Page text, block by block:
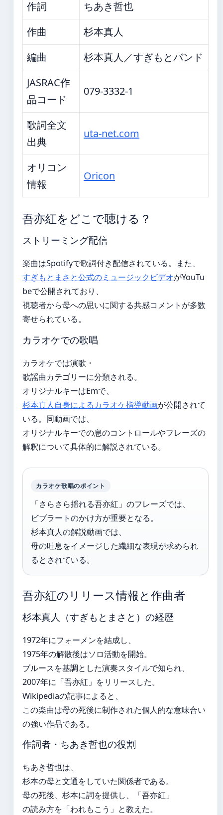
作詞
ちあき哲也
作曲
杉本真人
編曲
杉本真人／すぎもとバンド
JASRAC作
品コード
079-3332-1
歌詞全文
出典
uta-net.com
オリコン
情報
Oricon
吾亦紅をどこで聴ける？
ストリーミング配信
楽曲はSpotifyで歌詞付き配信されている。また、
すぎもとまさと公式のミュージックビデオがYouTu
beで公開されており、
視聴者から母への思いに関する共感コメントが多数
寄せられている。
カラオケでの歌唱
カラオケでは演歌・
歌謡曲カテゴリーに分類される。
オリジナルキーはEmで、
杉本真人自身によるカラオケ指導動画が公開されて
いる。同動画では、
オリジナルキーでの息のコントロールやフレーズの
解釈について具体的に解説されている。
カラオケ歌唱のポイント
「さらさら揺れる吾亦紅」のフレーズでは、
ビブラートのかけ方が重要となる。
杉本真人の解説動画では、
母の吐息をイメージした繊細な表現が求められ
るとされている。
吾亦紅のリリース情報と作曲者
杉本真人（すぎもとまさと）の経歴
1972年にフォーメンを結成し、
1975年の解散後はソロ活動を開始。
ブルースを基調とした演奏スタイルで知られ、
2007年に「吾亦紅」をリリースした。
Wikipediaの記事によると、
この楽曲は母の死後に制作された個人的な意味合い
の強い作品である。
作詞者・ちあき哲也の役割
ちあき哲也は、
杉本の母と文通をしていた関係者である。
母の死後、杉本に詞を提供し、「吾亦紅」
の読み方を「われもこう」と教えた。